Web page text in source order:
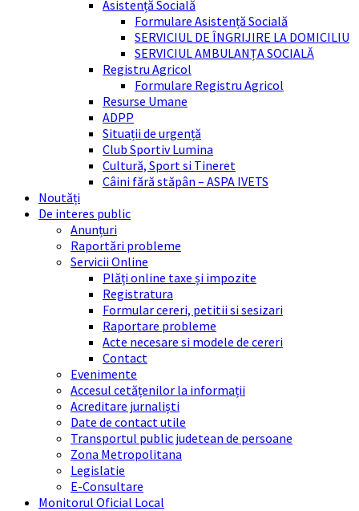
Asistență Socială
Formulare Asistență Socială
SERVICIUL DE ÎNGRIJIRE LA DOMICILIU
SERVICIUL AMBULANȚA SOCIALĂ
Registru Agricol
Formulare Registru Agricol
Resurse Umane
ADPP
Situații de urgență
Club Sportiv Lumina
Cultură, Sport si Tineret
Câini fără stăpân – ASPA IVETS
Noutăți
De interes public
Anunțuri
Raportări probleme
Servicii Online
Plăți online taxe și impozite
Registratura
Formular cereri, petitii si sesizari
Raportare probleme
Acte necesare si modele de cereri
Contact
Evenimente
Accesul cetățenilor la informații
Acreditare jurnaliști
Date de contact utile
Transportul public judetean de persoane
Zona Metropolitana
Legislatie
E-Consultare
Monitorul Oficial Local